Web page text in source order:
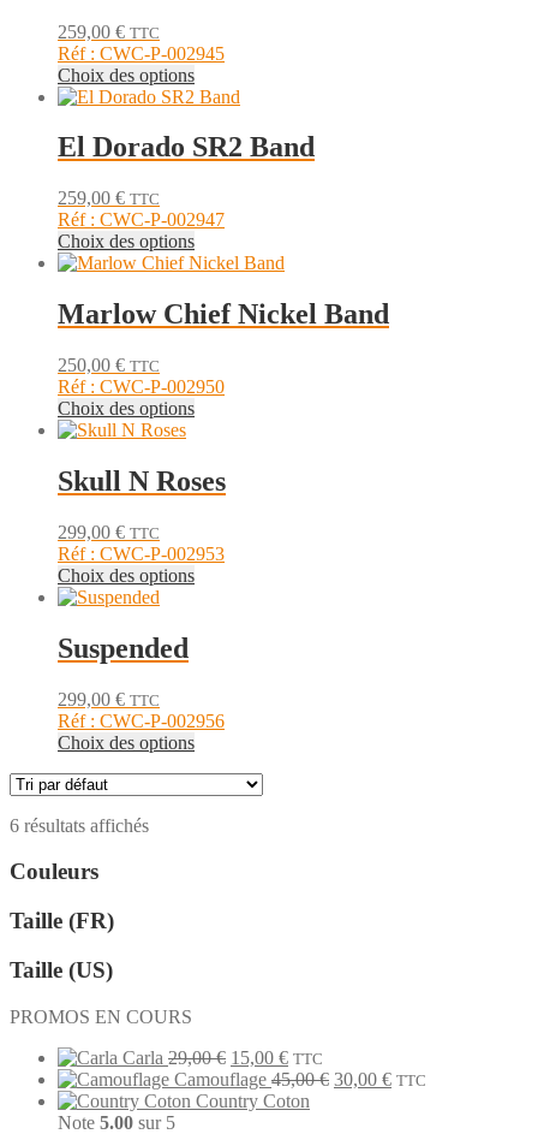
peuvent
être
choisies
la
page
produit
259,00 € TTC
Réf : CWC-P-002945
Choix des optionsCe
produit
plusieurs
variations.
peuvent
être
choisies
la
page
produit
El Dorado SR2 Band
259,00 € TTC
Réf : CWC-P-002947
Choix des optionsCe
produit
plusieurs
variations.
peuvent
être
la
page
produit
Marlow Chief Nickel Band
250,00 € TTC
Réf : CWC-P-002950
Choix des optionsCe
variations.
peuvent
être
produit
Skull N Roses
299,00 € TTC
Réf : CWC-P-002953
Choix des optionsCe
peuvent
être
choisies
sur
Suspended
299,00 € TTC
Réf : CWC-P-002956
Choix des optionsCe
6 résultats affichés
Couleurs
Taille (FR)
Taille (US)
PROMOS EN COURS
Carla 29,00€ Le
prix
initial
15,00 €Le
prix
actuel
TTC
Camouflage 45,00€ Le
30,00 €Le
TTC
Country Coton
Note 5.00 sur 5